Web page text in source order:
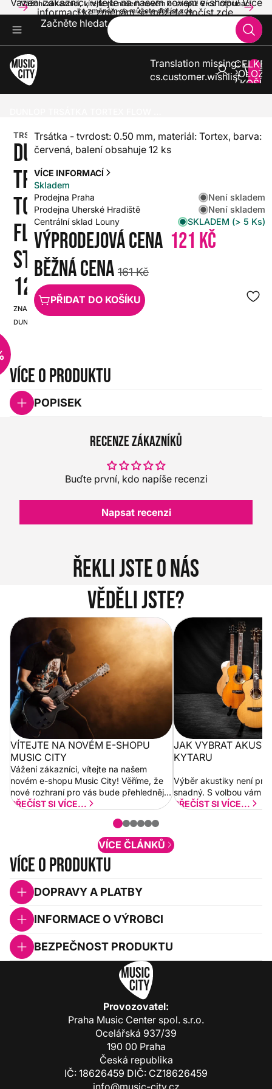
Vážení zákazníci, vítejte na našem novém e-shopu! Více informací
ke změnám se můžete dočíst zde.
Vážení zákazníci, vítejte na našem novém e-shopu! Více
informací ke změnám se můžete dočíst zde.
Začněte hledat
Translation missing:
cs.customer.wishlist
V
0
TRSÁTKO
DUNLOP
TRSÁTKA
TORTEX
FLOW
STD-
12/PLYPK
ZNAČKA:
DUNLOP
Trsátka - tvrdost: 0.50 mm, materiál: Tortex, barva:
červená, balení obsahuje 12 ks
VÍCE INFORMACÍ
Skladem
Prodejna Praha
Není skladem
Prodejna Uherské Hradiště
Není skladem
Centrální sklad Louny
SKLADEM (> 5 Ks)
Výprodejová cena 121 Kč
Běžná cena 161 Kč
PŘIDAT DO KOŠÍKU
Více o produktu
POPISEK
Recenze zákazníků
Buďte první, kdo napíše recenzi
Napsat recenzi
Řekli jste o nás
Věděli jste?
Vítejte na novém e-shopu Music
City
VÍTEJTE NA NOVÉM E-SHOPU
MUSIC CITY
Vážení zákazníci, vítejte na našem
novém e-shopu Music City! Věříme, že
nové rozhraní pro vás bude přehlednější
a rychlejší. Postupně budeme přidávat
PŘEČÍST SI VÍCE...
Jak vybrat
JAK VYBRAT
KYTARU
Výběr akustiky není pro
snadný. S volbou vám
PŘEČÍST SI VÍCE...
VÍCE ČLÁNKŮ
Více o produktu
DOPRAVY A PLATBY
INFORMACE O VÝROBCI
BEZPEČNOST PRODUKTU
Provozovatel:
Praha Music Center spol. s.r.o.
Ocelářská 937/39
190 00 Praha
Česká republika
IČ: 18626459 DIČ: CZ18626459
info@music-city.cz